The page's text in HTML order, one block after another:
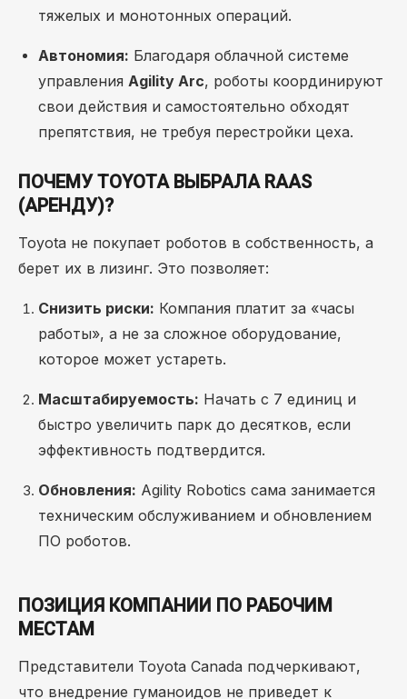
тяжелых и монотонных операций.
Автономия: Благодаря облачной системе
управления Agility Arc, роботы координируют
свои действия и самостоятельно обходят
препятствия, не требуя перестройки цеха.
ПОЧЕМУ TOYOTA ВЫБРАЛА RAAS
(АРЕНДУ)?
Toyota не покупает роботов в собственность, а
берет их в лизинг. Это позволяет:
Снизить риски: Компания платит за «часы
работы», а не за сложное оборудование,
которое может устареть.
Масштабируемость: Начать с 7 единиц и
быстро увеличить парк до десятков, если
эффективность подтвердится.
Обновления: Agility Robotics сама занимается
техническим обслуживанием и обновлением
ПО роботов.
ПОЗИЦИЯ КОМПАНИИ ПО РАБОЧИМ
МЕСТАМ
Представители Toyota Canada подчеркивают,
что внедрение гуманоидов не приведет к